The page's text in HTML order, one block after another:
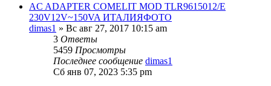
AC ADAPTER COMELIT MOD TLR9615012/E
230V12V~150VA ИТАЛИЯФОТО
dimas1 » Вс авг 27, 2017 10:15 am
3 Ответы
5459 Просмотры
Последнее сообщение dimas1
Сб янв 07, 2023 5:35 pm